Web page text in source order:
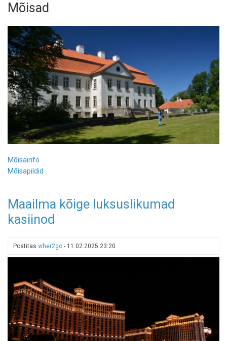
Mõisad
Mõisainfo
Mõisapildid
Maailma kõige luksuslikumad
kasiinod
Postitas wher2go - 11.02.2025 23:20